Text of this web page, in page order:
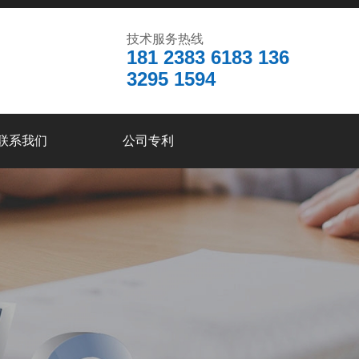
技术服务热线
181 2383 6183 136
3295 1594
系我们 公司专利